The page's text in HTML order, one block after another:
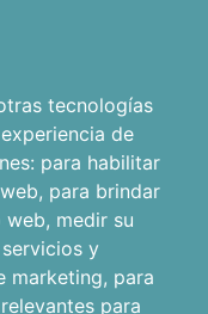
tecnologías
de
para habilitar
, para brindar
web, medir su
y
marketing, para
para